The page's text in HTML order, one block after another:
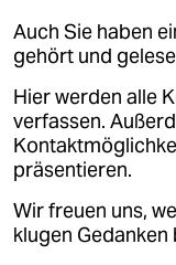
abo
genossenschaft
epaper login
Auch Sie haben
gehört und
Hier werden alle
verfassen.
präsentieren.
Wir freuen uns,
klugen Gedanken